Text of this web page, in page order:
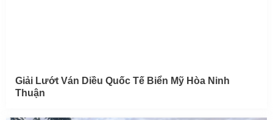
Giải Lướt Ván Diều Quốc Tế Biển Mỹ Hòa Ninh
Thuận